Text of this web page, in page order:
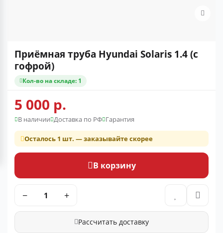
Приёмная труба Hyundai Solaris 1.4 (с
гофрой)
Кол-во на складе: 1
5 000 р.
В наличии Доставка по РФ Гарантия
Осталось 1 шт. — заказывайте скорее
В корзину
− +
Рассчитать доставку